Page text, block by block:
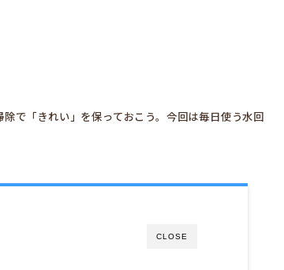
で「きれい」を保っておこう。今回は毎日使う水回
CLOSE